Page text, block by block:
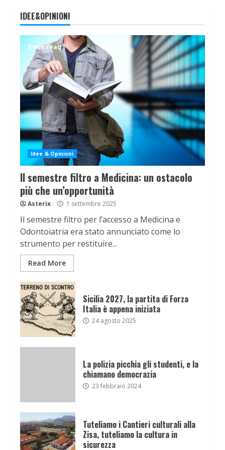
IDEE&OPINIONI
2 min read
Idee & Opinioni
Il semestre filtro a Medicina: un ostacolo
più che un’opportunità
Asterix 1 settembre 2025
Il semestre filtro per l’accesso a Medicina e
Odontoiatria era stato annunciato come lo
strumento per restituire...
Read More
Sicilia 2027, la partita di Forza
Italia è appena iniziata
24 agosto 2025
La polizia picchia gli studenti, e la
chiamano democrazia
23 febbraio 2024
Tuteliamo i Cantieri culturali alla
Zisa, tuteliamo la cultura in
sicurezza